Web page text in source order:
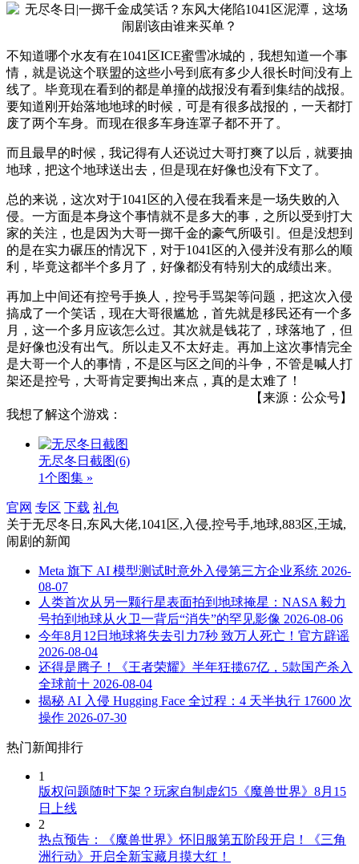
不知道哪个水友有在1041区ICE蜜雪冰城的，我想知道一个事
情，就是说这个联盟的这些小号到底有多少人很长时间没有上
线了。毕竟现在看到的都是单撞的战报没有看到集结的战报。
要知道刚开始落地地球的时候，可是有很多战报的，一天都打
废了两个车身。而现在很多车身连罩子都不开了。
而且最早的时候，我记得有人还说过大哥打爽了以后，就要抽
地球，把这个地球送出去，但是现在好像也没有下文了。
总的来说，这次对于1041区的入侵在我看来是一场失败的入
侵。一方面是本身这个事情就不是多大的事，之所以受到打大
家的关注，也是因为大哥一掷千金的豪气所吸引。但是没想到
的是在实力碾压的情况下，对于1041区的入侵并没有那么的顺
利，毕竟这都半个多月了，好像都没有特别大的成绩出来。
再加上中间还有控号手换人，控号手骂架等问题，把这次入侵
搞成了一个笑话，现在大哥很尴尬，首先就是移民还有一个多
月，这一个多月应该怎么过。其次就是钱花了，球落地了，但
是好像也没有出气。所以走又不太好走。再加上这次事情完全
是大哥一个人的事情，不是区与区之间的斗争，不管是喊人打
架还是控号，大哥肯定要掏出来点，真的是太难了！
【来源：公众号】
我想了解这个游戏：
无尽冬日截图(6)
1个图集 »
官网 专区 下载 礼包
关于无尽冬日,东风大佬,1041区,入侵,控号手,地球,883区,王城,
闹剧 的新闻
Meta 旗下 AI 模型测试时意外入侵第三方企业系统 2026-
08-07
人类首次从另一颗行星表面拍到地球掩星：NASA 毅力
号拍到地球从火卫一背后“消失”的罕见影像 2026-08-06
今年8月12日地球将失去引力7秒 致万人死亡！官方辟谣
2026-08-04
还得是腾子！《王者荣耀》半年狂揽67亿，5款国产杀入
全球前十 2026-08-04
揭秘 AI 入侵 Hugging Face 全过程：4 天半执行 17600 次
操作 2026-07-30
热门新闻排行
1
版权问题随时下架？玩家自制虚幻5《魔兽世界》8月15
日上线
2
热点预告：《魔兽世界》怀旧服第五阶段开启！《三角
洲行动》开启全新宝藏月摸大红！